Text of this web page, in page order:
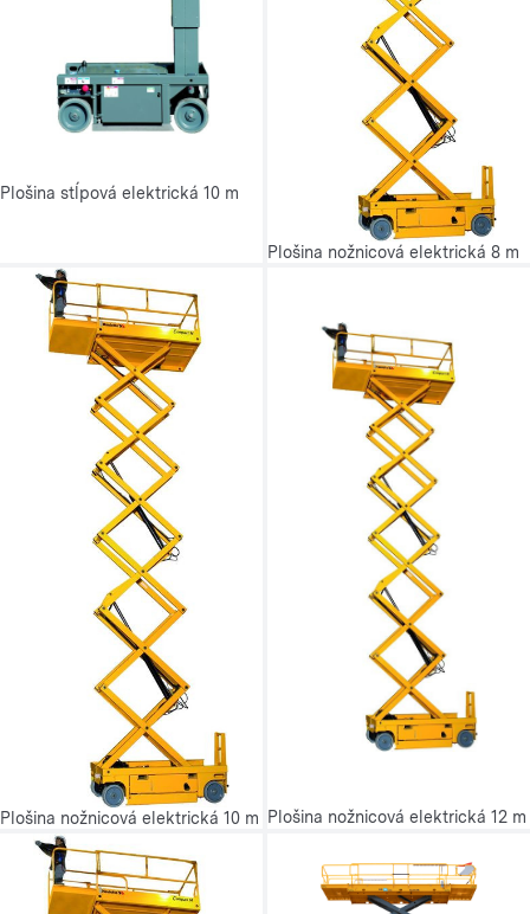
Plošina stĺpová elektrická 10 m
Plošina nožnicová elektrická 8 m
Plošina nožnicová elektrická 10 m Plošina nožnicová elektrická 12 m